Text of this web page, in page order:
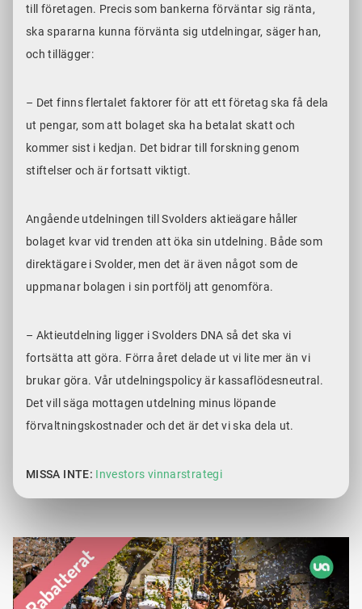
till företagen. Precis som bankerna förväntar sig ränta,
ska spararna kunna förvänta sig utdelningar, säger han,
och tillägger:
– Det finns flertalet faktorer för att ett företag ska få dela
ut pengar, som att bolaget ska ha betalat skatt och
kommer sist i kedjan. Det bidrar till forskning genom
stiftelser och är fortsatt viktigt.
Angående utdelningen till Svolders aktieägare håller
bolaget kvar vid trenden att öka sin utdelning. Både som
direktägare i Svolder, men det är även något som de
uppmanar bolagen i sin portfölj att genomföra.
– Aktieutdelning ligger i Svolders DNA så det ska vi
fortsätta att göra. Förra året delade ut vi lite mer än vi
brukar göra. Vår utdelningspolicy är kassaflödesneutral.
Det vill säga mottagen utdelning minus löpande
förvaltningskostnader och det är det vi ska dela ut.
MISSA INTE: Investors vinnarstrategi